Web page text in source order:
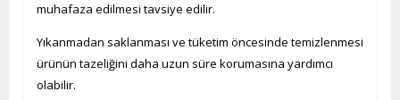
muhafaza edilmesi tavsiye edilir.
Yıkanmadan saklanması ve tüketim öncesinde temizlenmesi
ürünün tazeliğini daha uzun süre korumasına yardımcı
olabilir.